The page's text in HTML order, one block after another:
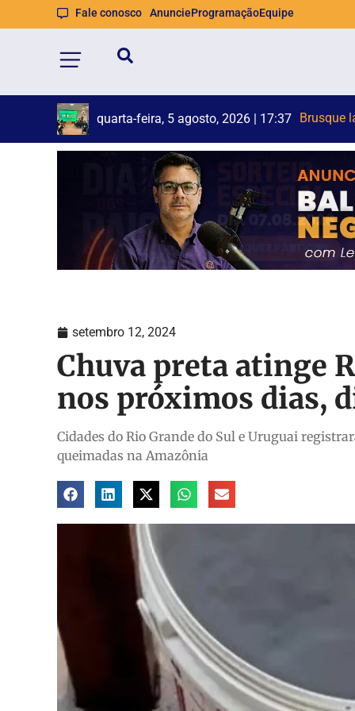
Fale conosco AnuncieProgramaçãoEquipe
quarta-feira, 5 agosto, 2026 | 17:37
quarta-feira, 5 agosto, 2026 | 16:59 Homem é
Defesa
setembro 12, 2024
Chuva preta atinge
nos próximos dias,
Cidades do Rio Grande do Sul e Uruguai
queimadas na Amazônia